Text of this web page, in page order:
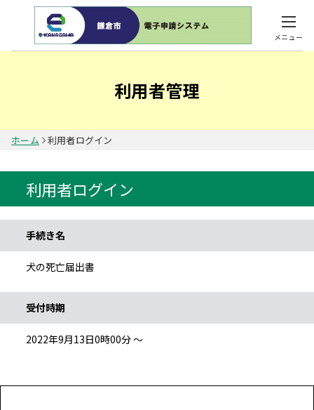
メニュー
利用者管理
ホーム 利用者ログイン
利用者ログイン
手続き名
犬の死亡届出書
受付時期
2022年9月13日0時00分 ～